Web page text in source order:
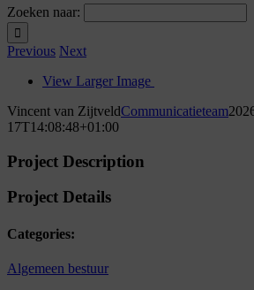
Zoeken naar:
Previous Next
View Larger Image
Vincent van ZijtveldCommunicatieteam
17T14:08:48+01:00
Project Description
Project Details
Categories:
Algemeen bestuur